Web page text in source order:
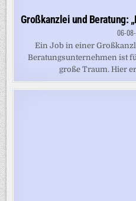
Großkanzlei und Beratung:
06-
Ein Job in einer
Beratungsunternehmen ist
große Traum. Hier